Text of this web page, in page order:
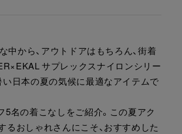
中から、アウトドアはもちろん、街着
サプレックスナイロンシリー
い日本の夏の気候に最適なアイテムで
名の着こなしをご紹介。この夏アク
おしゃれさんにこそ、おすすめした